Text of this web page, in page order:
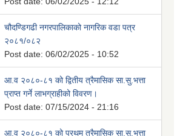
चौदण्डिगढी नगरपालिकाको नागरिक वडा पत्र
२०८१/०८२
Post date: 06/02/2025 - 10:52
आ.व २०८०-८१ को द्वितीय त्रैमासिक सा.सु.भत्ता
प्राप्त गर्ने लाभग्राहीको विवरण।
Post date: 07/15/2024 - 21:16
आ.व २०८०-८१ को प्रथम त्रैमासिक सा.सु.भत्ता